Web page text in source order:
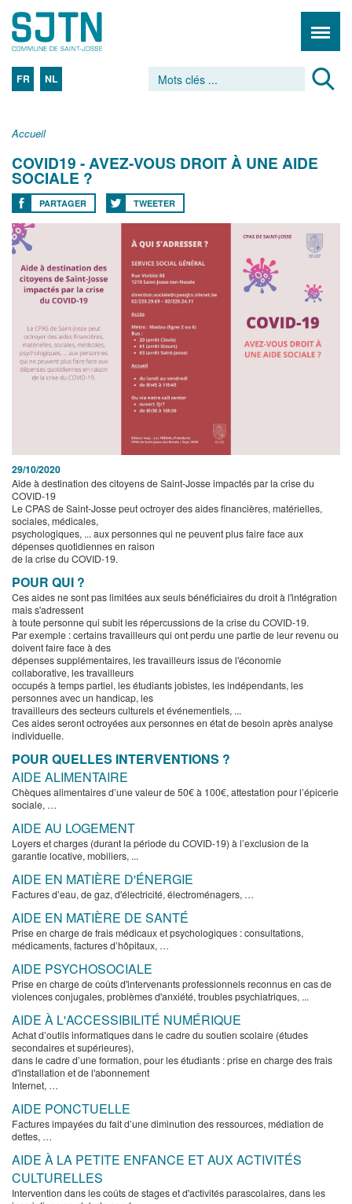
FR NL
Accueil
COVID19 - AVEZ-VOUS DROIT À UNE AIDE
SOCIALE ?
PARTAGER TWEETER
29/10/2020
Aide à destination des citoyens de Saint-Josse impactés par la crise du
COVID-19
Le CPAS de Saint-Josse peut octroyer des aides financières, matérielles,
sociales, médicales,
psychologiques, ... aux personnes qui ne peuvent plus faire face aux
dépenses quotidiennes en raison
de la crise du COVID-19.
POUR QUI ?
Ces aides ne sont pas limitées aux seuls bénéficiaires du droit à l'intégration
mais s'adressent
à toute personne qui subit les répercussions de la crise du COVID-19.
Par exemple : certains travailleurs qui ont perdu une partie de leur revenu ou
doivent faire face à des
dépenses supplémentaires, les travailleurs issus de l'économie
collaborative, les travailleurs
occupés à temps partiel, les étudiants jobistes, les indépendants, les
personnes avec un handicap, les
travailleurs des secteurs culturels et événementiels, ...
Ces aides seront octroyées aux personnes en état de besoin après analyse
individuelle.
POUR QUELLES INTERVENTIONS ?
AIDE ALIMENTAIRE
Chèques alimentaires d’une valeur de 50€ à 100€, attestation pour l’épicerie
sociale, …
AIDE AU LOGEMENT
Loyers et charges (durant la période du COVID-19) à l’exclusion de la
garantie locative, mobiliers, ...
AIDE EN MATIÈRE D'ÉNERGIE
Factures d’eau, de gaz, d'électricité, électroménagers, …
AIDE EN MATIÈRE DE SANTÉ
Prise en charge de frais médicaux et psychologiques : consultations,
médicaments, factures d’hôpitaux, …
AIDE PSYCHOSOCIALE
Prise en charge de coûts d'intervenants professionnels reconnus en cas de
violences conjugales, problèmes d'anxiété, troubles psychiatriques, ...
AIDE À L'ACCESSIBILITÉ NUMÉRIQUE
Achat d’outils informatiques dans le cadre du soutien scolaire (études
secondaires et supérieures),
dans le cadre d’une formation, pour les étudiants : prise en charge des frais
d'installation et de l'abonnement
Internet, …
AIDE PONCTUELLE
Factures impayées du fait d’une diminution des ressources, médiation de
dettes, …
AIDE À LA PETITE ENFANCE ET AUX ACTIVITÉS
CULTURELLES
Intervention dans les coûts de stages et d'activités parascolaires, dans les